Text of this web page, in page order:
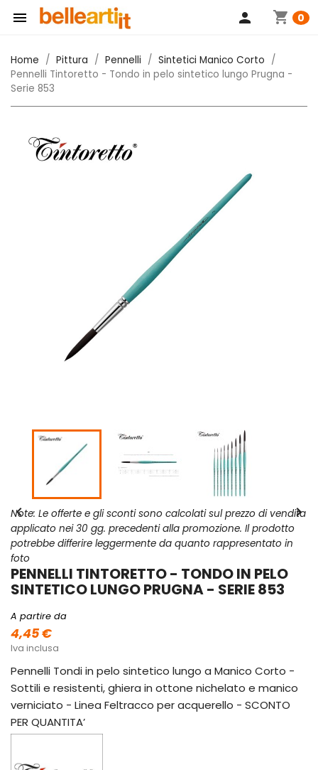
 shopping_cart 0
person
Home Pittura Pennelli
Sintetici Manico Corto
Pennelli Tintoretto - Tondo in pelo sintetico lungo Prugna -
Serie 853
 
Note: Le offerte e gli sconti sono calcolati sul prezzo di vendita
applicato nei 30 gg. precedenti alla promozione. Il prodotto
potrebbe differire leggermente da quanto rappresentato in
foto
PENNELLI TINTORETTO - TONDO IN PELO
SINTETICO LUNGO PRUGNA - SERIE 853
A partire da
4,45 €
Iva inclusa
Pennelli Tondi in pelo sintetico lungo a Manico Corto -
Sottili e resistenti, ghiera in ottone nichelato e manico
verniciato - Linea Feltracco per acquerello - SCONTO
PER QUANTITA’